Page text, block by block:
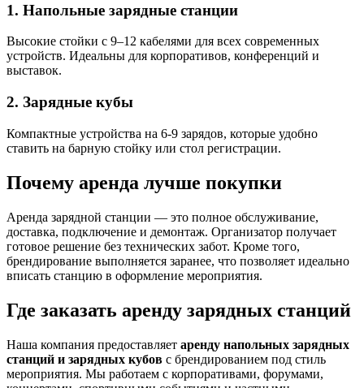
1. Напольные зарядные станции
Высокие стойки с 9–12 кабелями для всех современных
устройств. Идеальны для корпоративов, конференций и
выставок.
2. Зарядные кубы
Компактные устройства на 6-9 зарядов, которые удобно
ставить на барную стойку или стол регистрации.
Почему аренда лучше покупки
Аренда зарядной станции — это полное обслуживание,
доставка, подключение и демонтаж. Организатор получает
готовое решение без технических забот. Кроме того,
брендирование выполняется заранее, что позволяет идеально
вписать станцию в оформление мероприятия.
Где заказать аренду зарядных станций
Наша компания предоставляет аренду напольных зарядных
станций и зарядных кубов с брендированием под стиль
мероприятия. Мы работаем с корпоративами, форумами,